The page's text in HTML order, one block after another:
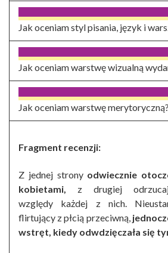
Jak oceniam styl pisania, język i
Jak oceniam warstwę wizualną
Jak oceniam warstwę
Fragment recenzji:
Z jednej strony odwiecznie
kobietami, z drugiej
względy każdej z nich.
flirtujący z płcią przeciwną,
wstręt, kiedy odwdzięczała się